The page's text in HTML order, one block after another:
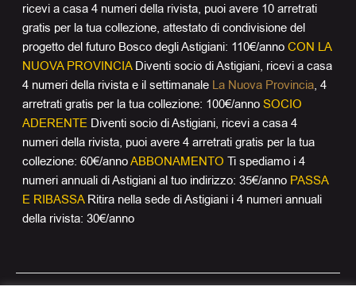
ricevi a casa 4 numeri della rivista, puoi avere 10 arretrati
gratis per la tua collezione, attestato di condivisione del
progetto del futuro Bosco degli Astigiani: 110€/annoCON LA
NUOVA PROVINCIADiventi socio di Astigiani, ricevi a casa
4 numeri della rivista e il settimanale La Nuova Provincia, 4
arretrati gratis per la tua collezione: 100€/annoSOCIO
ADERENTE Diventi socio di Astigiani, ricevi a casa 4
numeri della rivista, puoi avere 4 arretrati gratis per la tua
collezione: 60€/annoABBONAMENTO Ti spediamo i 4
numeri annuali di Astigiani al tuo indirizzo: 35€/anno PASSA
E RIBASSARitira nella sede di Astigiani i 4 numeri annuali
della rivista: 30€/anno